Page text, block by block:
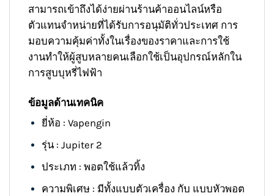
สามารถเข้าถึงได้ง่ายผ่านร้านค้าออนไลน์หรือ
ตัวแทนจำหน่ายที่ได้รับการอนุมัติทั่วประเทศ การ
มอบความคุ้มค่าทั้งในเรื่องของราคาและการใช้
งานทำให้ผู้สูบหลายคนเลือกใช้เป็นอุปกรณ์หลักใน
การสูบบุหรี่ไฟฟ้า
ข้อมูลด้านเทคนิค
ยี่ห้อ : Vapengin
รุ่น : Jupiter 2
ประเภท : พอตใช้แล้วทิ้ง
ความพิเศษ : มีทั้งแบบตัวเครื่อง กับ แบบหัวพอต